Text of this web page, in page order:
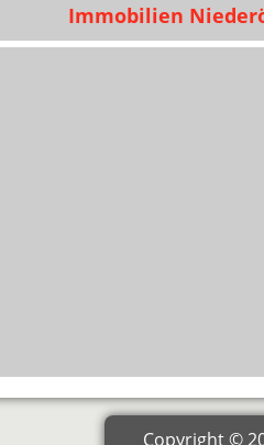
Immobilien
Copyright ©